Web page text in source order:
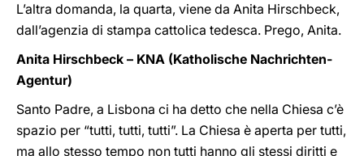
L’altra domanda, la quarta, viene da Anita Hirschbeck,
dall’agenzia di stampa cattolica tedesca. Prego, Anita.
Anita Hirschbeck – KNA (Katholische Nachrichten-
Agentur)
Santo Padre, a Lisbona ci ha detto che nella Chiesa c’è
spazio per “tutti, tutti, tutti”. La Chiesa è aperta per tutti,
ma allo stesso tempo non tutti hanno gli stessi diritti e